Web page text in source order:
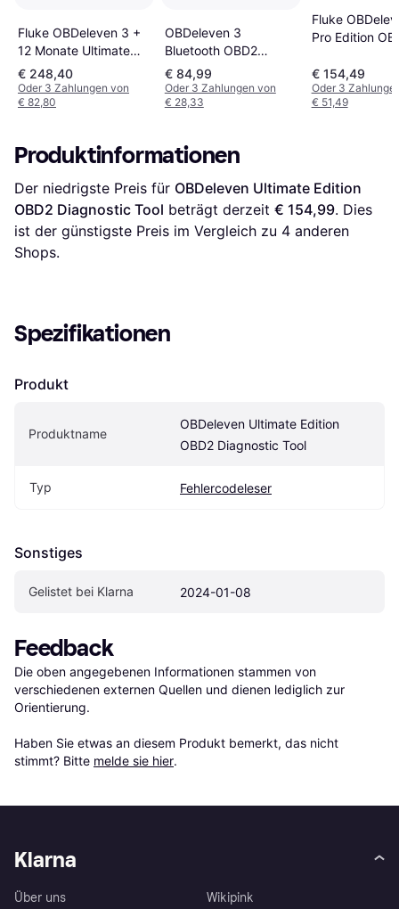
Fluke OBDeleven 3 +
12 Monate Ultimate
Plan
€ 248,40
Oder 3 Zahlungen von
€ 82,80
OBDeleven 3
Bluetooth OBD2
Diagnostic Tool
€ 84,99
Oder 3 Zahlungen von
€ 28,33
Fluke
Pro Edition
€ 154,49
Oder 3
€ 51,49
Produktinformationen
Der niedrigste Preis für OBDeleven Ultimate Edition
OBD2 Diagnostic Tool beträgt derzeit € 154,99. Dies
ist der günstigste Preis im Vergleich zu 4 anderen
Shops.
Spezifikationen
Produkt
Produktname
OBDeleven Ultimate Edition
OBD2 Diagnostic Tool
Typ Fehlercodeleser
Sonstiges
Gelistet bei Klarna 2024-01-08
Feedback
Die oben angegebenen Informationen stammen von
verschiedenen externen Quellen und dienen lediglich zur
Orientierung.
Haben Sie etwas an diesem Produkt bemerkt, das nicht
stimmt? Bitte melde sie hier.
Klarna
Über uns
Wikipink